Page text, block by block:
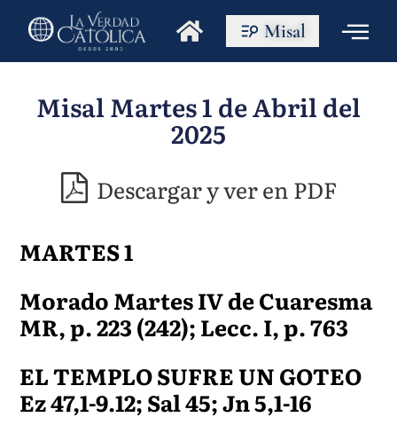
Misal
Misal Martes 1 de Abril del
2025
Descargar y ver en PDF
MARTES 1
Morado Martes IV de Cuaresma
MR, p. 223 (242); Lecc. I, p. 763
EL TEMPLO SUFRE UN GOTEO
Ez 47,1-9.12; Sal 45; Jn 5,1-16